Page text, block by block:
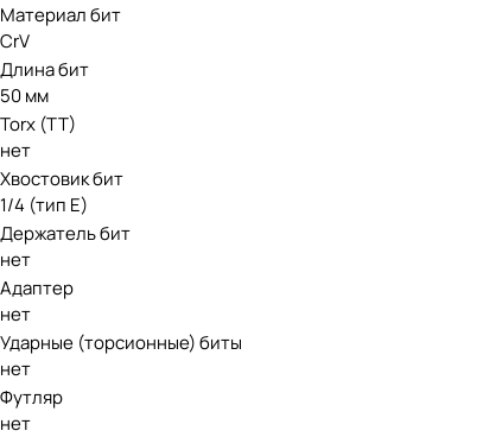
Материал бит
CrV
Длина бит
50 мм
Torx (TT)
нет
Хвостовик бит
1/4 (тип Е)
Держатель бит
нет
Адаптер
нет
Ударные (торсионные) биты
нет
Футляр
нет